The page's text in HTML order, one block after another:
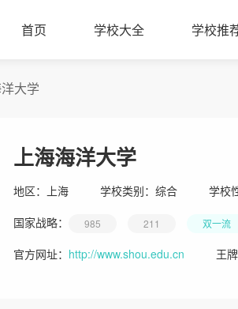
首页 学校大全 学校推
大学
上海海洋大学
地区： 上海 学校类别： 综合 学校
国家战略：
985 211 双一流
官方网址： http://www.shou.edu.cn 王